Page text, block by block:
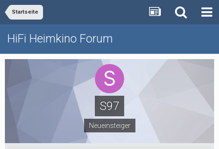
Startseite
HiFi Heimkino Forum
S97
Neueinsteiger